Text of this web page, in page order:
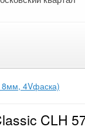
8мм, 4Vфаска)
CLH